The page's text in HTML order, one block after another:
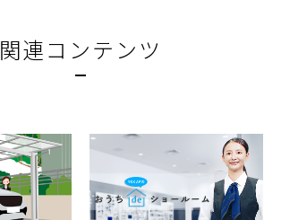
関連コンテンツ